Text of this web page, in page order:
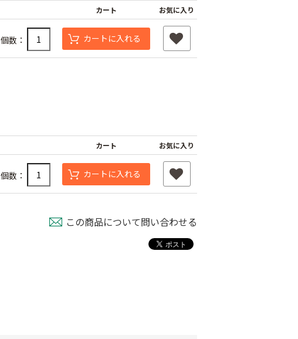
ランナーピン
￥3,480
バインダー紐 ジュ
ート
￥1,980
カート お気に入り
個数： カートに入れる
カート お気に入り
個数： カートに入れる
この商品について問い合わせる